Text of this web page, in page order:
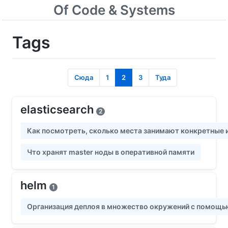
Of Code & Systems
Tags
Сюда 1 2 3 Туда
elasticsearch 2
Как посмотреть, сколько места занимают конкретные
Что хранят master ноды в оперативной памяти
helm 1
Организация деплоя в множество окружений с